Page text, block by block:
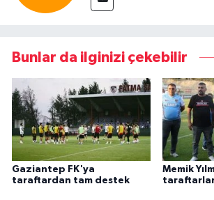
Bunlar da ilginizi çekebilir
Gaziantep FK'ya
taraftardan tam destek
Memik